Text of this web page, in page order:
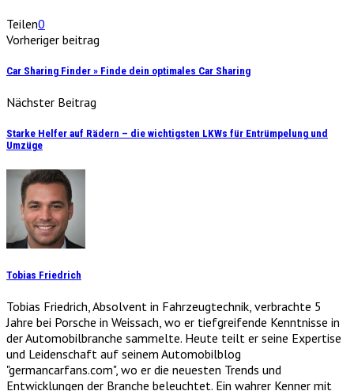
Teilen0
Vorheriger beitrag
Car Sharing Finder » Finde dein optimales Car Sharing
Nächster Beitrag
Starke Helfer auf Rädern – die wichtigsten LKWs für Entrümpelung und
Umzüge
Tobias Friedrich
Tobias Friedrich, Absolvent in Fahrzeugtechnik, verbrachte 5
Jahre bei Porsche in Weissach, wo er tiefgreifende Kenntnisse in
der Automobilbranche sammelte. Heute teilt er seine Expertise
und Leidenschaft auf seinem Automobilblog
"germancarfans.com", wo er die neuesten Trends und
Entwicklungen der Branche beleuchtet. Ein wahrer Kenner mit